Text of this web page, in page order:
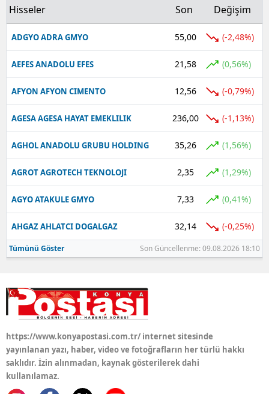
Yalova
Karabük
Kilis
Osmaniye
Düzce
Hisseler Son Değişim
ADGYO ADRA GMYO 55,00 (-2,48%)
AEFES ANADOLU EFES 21,58 (0,56%)
AFYON AFYON CIMENTO 12,56 (-0,79%)
AGESA AGESA HAYAT EMEKLILIK 236,00 (-1,13%)
AGHOL ANADOLU GRUBU HOLDING 35,26 (1,56%)
AGROT AGROTECH TEKNOLOJI 2,35 (1,29%)
AGYO ATAKULE GMYO 7,33 (0,41%)
AHGAZ AHLATCI DOGALGAZ 32,14 (-0,25%)
Tümünü Göster Son Güncellenme: 09.08.2026 18:10
https://www.konyapostasi.com.tr/ internet sitesinde
yayınlanan yazı, haber, video ve fotoğrafların her türlü hakkı
saklıdır. İzin alınmadan, kaynak gösterilerek dahi
kullanılamaz.